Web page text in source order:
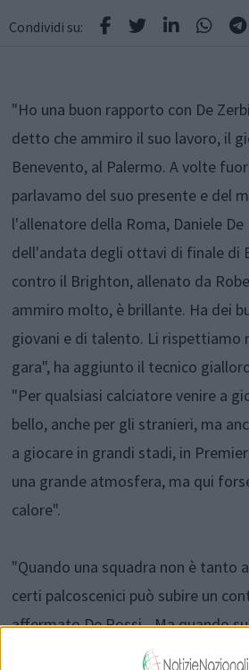
Condividi su:
"Ho una buon rapporto con De
detto che ammiro il suo lavoro, il
Benevento, al Palermo. A volte
parlavamo del suo presente e del
l'allenatore della Roma, Daniele De
dell'andata degli ottavi di finale di
contro il Brighton, allenato da
ammiro molto, è brillante. Ha dei
giovani e di talento. Li rispettiamo
gara", ha aggiunto il tecnico
"Per qualsiasi calciatore venire a
bello, anche per gli stranieri, ma
a giocare in grandi stadi, in
una grande atmosfera, ma qui
calore".
"Quando una squadra non è tanto
certi palcoscenici può subire un
affermato De Rossi - Ma quando
calcio, alla struttura di squadra che